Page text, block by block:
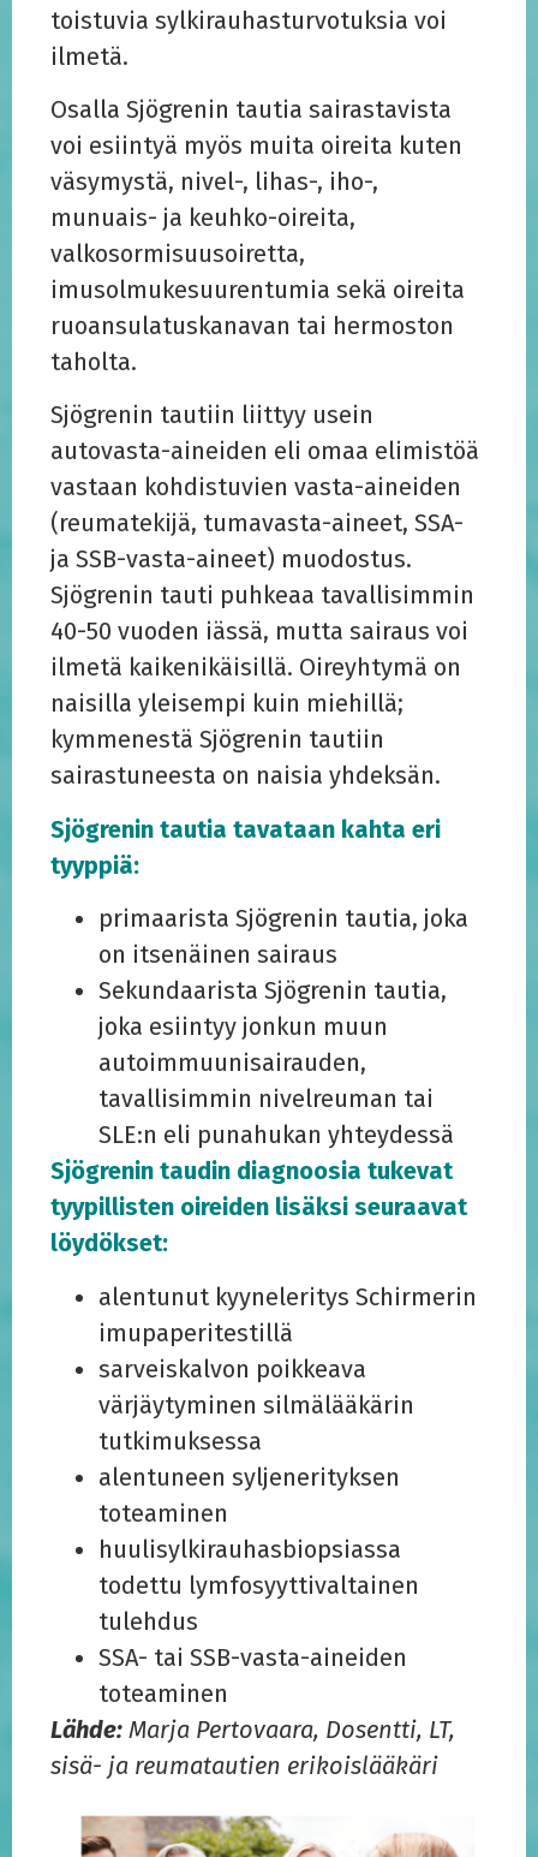
toistuvia sylkirauhasturvotuksia voi
ilmetä.
Osalla Sjögrenin tautia sairastavista
voi esiintyä myös muita oireita kuten
väsymystä, nivel-, lihas-, iho-,
munuais- ja keuhko-oireita,
valkosormisuusoiretta,
imusolmukesuurentumia sekä oireita
ruoansulatuskanavan tai hermoston
taholta.
Sjögrenin tautiin liittyy usein
autovasta-aineiden eli omaa elimistöä
vastaan kohdistuvien vasta-aineiden
(reumatekijä, tumavasta-aineet, SSA-
ja SSB-vasta-aineet) muodostus.
Sjögrenin tauti puhkeaa tavallisimmin
40-50 vuoden iässä, mutta sairaus voi
ilmetä kaikenikäisillä. Oireyhtymä on
naisilla yleisempi kuin miehillä;
kymmenestä Sjögrenin tautiin
sairastuneesta on naisia yhdeksän.
Sjögrenin tautia tavataan kahta eri
tyyppiä:
primaarista Sjögrenin tautia, joka
on itsenäinen sairaus
Sekundaarista Sjögrenin tautia,
joka esiintyy jonkun muun
autoimmuunisairauden,
tavallisimmin nivelreuman tai
SLE:n eli punahukan yhteydessä
Sjögrenin taudin diagnoosia tukevat
tyypillisten oireiden lisäksi seuraavat
löydökset:
alentunut kyyneleritys Schirmerin
imupaperitestillä
sarveiskalvon poikkeava
värjäytyminen silmälääkärin
tutkimuksessa
alentuneen syljenerityksen
toteaminen
huulisylkirauhasbiopsiassa
todettu lymfosyyttivaltainen
tulehdus
SSA- tai SSB-vasta-aineiden
toteaminen
Lähde: Marja Pertovaara, Dosentti, LT,
sisä- ja reumatautien erikoislääkäri